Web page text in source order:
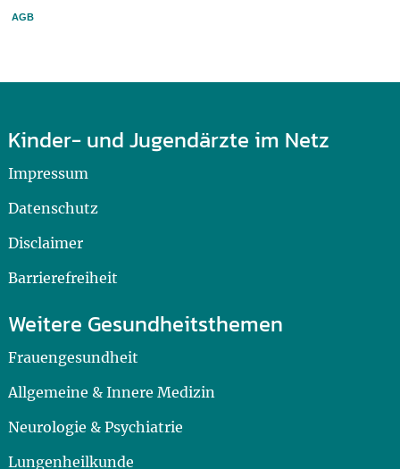
AGB
Kinder- und Jugendärzte im Netz
Impressum
Datenschutz
Disclaimer
Barrierefreiheit
Weitere Gesundheitsthemen
Frauengesundheit
Allgemeine & Innere Medizin
Neurologie & Psychiatrie
Lungenheilkunde